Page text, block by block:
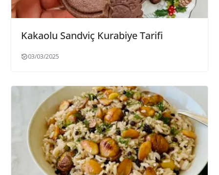
Kakaolu Sandviç Kurabiye Tarifi
03/03/2025